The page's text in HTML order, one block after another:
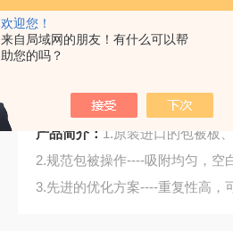
欢迎您！
来自局域网的朋友！有什么可以帮
助您的吗？
产品简介： 1.原装进口的包被板
2.规范包被操作----吸附均匀，空
3.先进的优化方案----重复性高，